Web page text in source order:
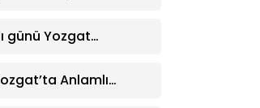
günü Yozgat
Anlamlı